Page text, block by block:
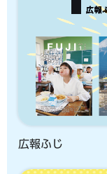
広報ふじ